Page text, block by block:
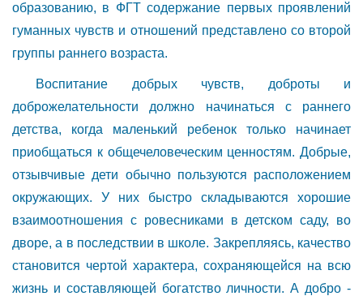
образованию, в ФГТ содержание первых проявлений
гуманных чувств и отношений представлено со второй
группы раннего возраста.
Воспитание добрых чувств, доброты и
доброжелательности должно начинаться с раннего
детства, когда маленький ребенок только начинает
приобщаться к общечеловеческим ценностям. Добрые,
отзывчивые дети обычно пользуются расположением
окружающих. У них быстро складываются хорошие
взаимоотношения с ровесниками в детском саду, во
дворе, а в последствии в школе. Закрепляясь, качество
становится чертой характера, сохраняющейся на всю
жизнь и составляющей богатство личности. А добро -